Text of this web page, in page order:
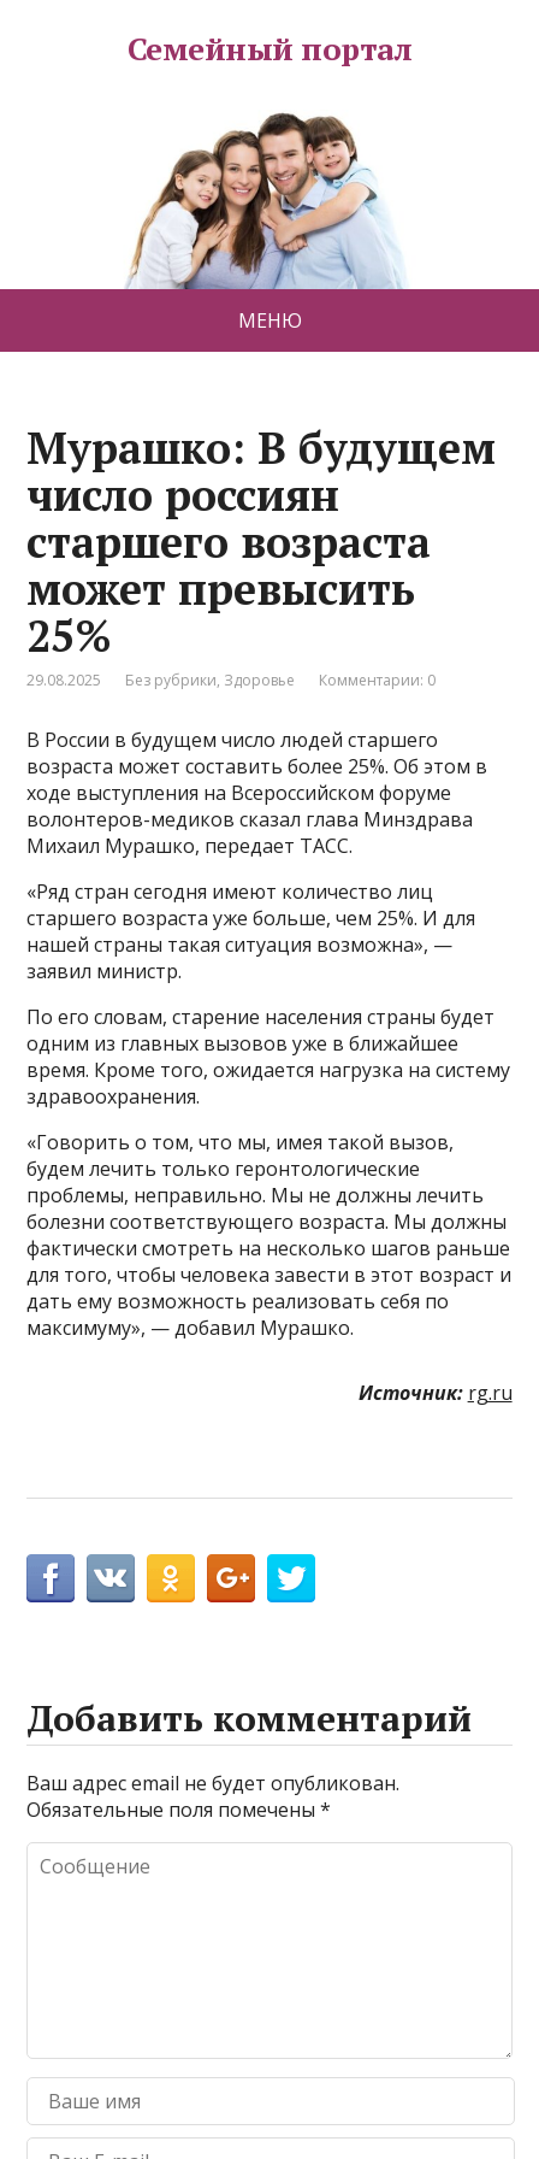
Семейный портал
МЕНЮ
Мурашко: В будущем
число россиян
старшего возраста
может превысить
25%
29.08.2025 Без рубрики, Здоровье Комментарии: 0
В России в будущем число людей старшего
возраста может составить более 25%. Об этом в
ходе выступления на Всероссийском форуме
волонтеров-медиков сказал глава Минздрава
Михаил Мурашко, передает ТАСС.
«Ряд стран сегодня имеют количество лиц
старшего возраста уже больше, чем 25%. И для
нашей страны такая ситуация возможна», —
заявил министр.
По его словам, старение населения страны будет
одним из главных вызовов уже в ближайшее
время. Кроме того, ожидается нагрузка на систему
здравоохранения.
«Говорить о том, что мы, имея такой вызов,
будем лечить только геронтологические
проблемы, неправильно. Мы не должны лечить
болезни соответствующего возраста. Мы должны
фактически смотреть на несколько шагов раньше
для того, чтобы человека завести в этот возраст и
дать ему возможность реализовать себя по
максимуму», — добавил Мурашко.
Источник: rg.ru
Добавить комментарий
Ваш адрес email не будет опубликован.
Обязательные поля помечены*